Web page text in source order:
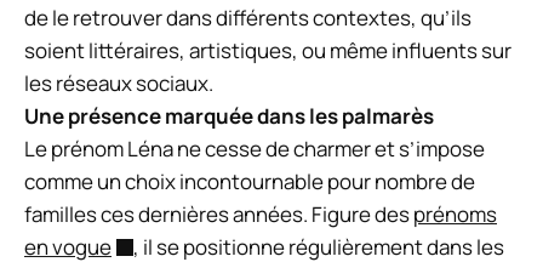
de le retrouver dans différents contextes, qu’ils
soient littéraires, artistiques, ou même influents sur
les réseaux sociaux.
Une présence marquée dans les palmarès
Le prénom Léna ne cesse de charmer et s’impose
comme un choix incontournable pour nombre de
familles ces dernières années. Figure desprénoms
en vogue
, il se positionne régulièrement dans les